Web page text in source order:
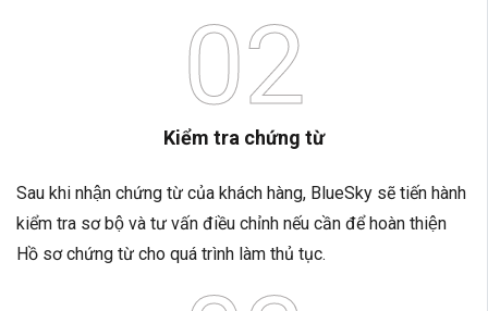
02
Kiểm tra chứng từ
Sau khi nhận chứng từ của khách hàng, BlueSky sẽ tiến hành
kiểm tra sơ bộ và tư vấn điều chỉnh nếu cần để hoàn thiện
Hồ sơ chứng từ cho quá trình làm thủ tục.